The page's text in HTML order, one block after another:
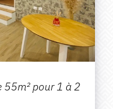
55m² pour 1 à 2